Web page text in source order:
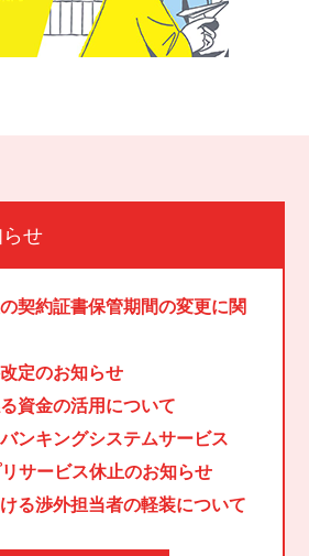
せ
契約証書保管期間の変更に関
定のお知らせ
資金の活用について
ンキングシステムサービス
サービス休止のお知らせ
る渉外担当者の軽装について